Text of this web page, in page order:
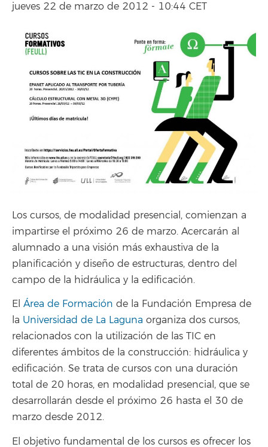
jueves 22 de marzo de 2012 - 10:44 CET
Los cursos, de modalidad presencial, comienzan a
impartirse el próximo 26 de marzo. Acercarán al
alumnado a una visión más exhaustiva de la
planificación y diseño de estructuras, dentro del
campo de la hidráulica y la edificación.
El Área de Formación de la Fundación Empresa de
la Universidad de La Laguna organiza dos cursos,
relacionados con la utilización de las TIC en
diferentes ámbitos de la construcción: hidráulica y
edificación. Se trata de cursos con una duración
total de 20 horas, en modalidad presencial, que se
desarrollarán desde el próximo 26 hasta el 30 de
marzo desde 2012.
El objetivo fundamental de los cursos es ofrecer los